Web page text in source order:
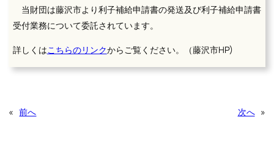
当財団は藤沢市より利子補給申請書の発送及び利子補給申請書
受付業務について委託されています。
詳しくはこちらのリンクからご覧ください。（藤沢市HP)
« 前へ 次へ »